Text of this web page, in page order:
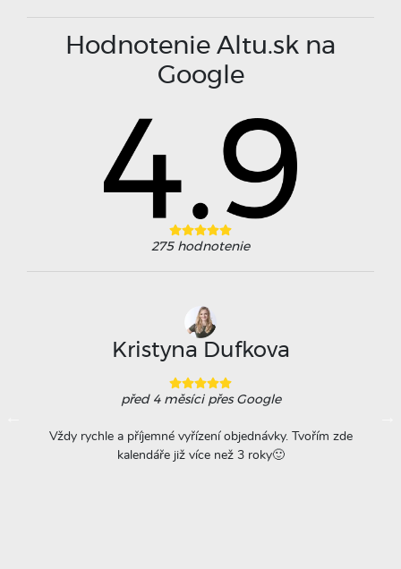
Hodnotenie Altu.sk na
Google
275 hodnotenie
Kristyna Dufkova
před 4 měsícipřes Google
Vždy rychle a příjemné vyřízení objednávky. Tvořím zde
kalendáře již více než 3 roky🙂